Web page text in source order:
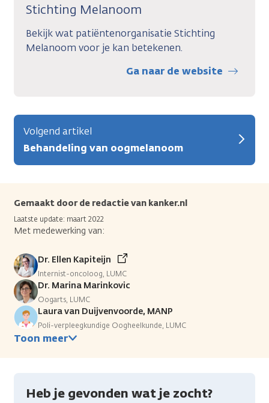
Stichting Melanoom
Bekijk wat patiëntenorganisatie Stichting
Melanoom voor je kan betekenen.
Ga naar de website
Volgend artikel
Behandeling van oogmelanoom
Gemaakt door de redactie van kanker.nl
Laatste update: maart 2022
Met medewerking van:
Dr. Ellen Kapiteijn
Internist-oncoloog, LUMC
Dr. Marina Marinkovic
Oogarts, LUMC
Laura van Duijvenvoorde, MANP
Poli-verpleegkundige Oogheelkunde, LUMC
Toon meer
Heb je gevonden wat je zocht?